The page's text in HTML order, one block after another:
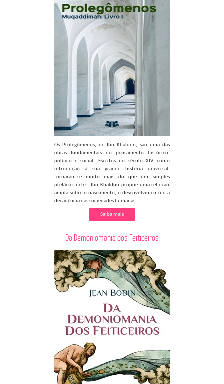
Os Prolegômenos, de Ibn Khaldun, são uma das
obras fundamentais do pensamento histórico,
político e social. Escritos no século XIV como
introdução à sua grande história universal,
tornaram-se muito mais do que um simples
prefácio: neles, Ibn Khaldun propõe uma reflexão
ampla sobre o nascimento, o desenvolvimento e a
decadência das sociedades humanas.
Saiba mais
Da Demoniomania dos Feiticeiros